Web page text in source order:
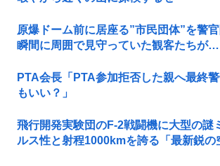
原爆ドーム前に居座る”市民団体”を警
瞬間に周囲で見守っていた観客たちが
PTA会長「PTA参加拒否した親へ最終
もいい？」
飛行開発実験団のF-2戦闘機に大型の
ルス性と射程1000kmを誇る「最新鋭の